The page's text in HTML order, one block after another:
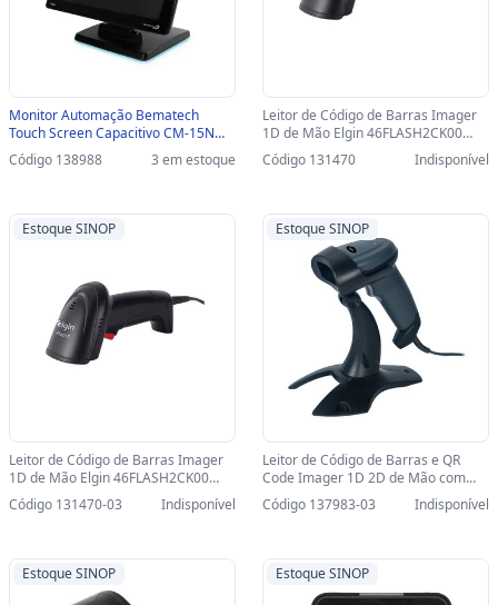
Monitor Automação Bematech
Touch Screen Capacitivo CM-15N
Tela 15 VGA/HDMI -
46CM15HCKD00 - 46CM15HCKD00
Código 138988 3 em estoque
Leitor de Código de Barras Imager
1D de Mão Elgin 46FLASH2CK00
USB - lê Nota Fiscal Eletrônica e Tela
- 46FLASH2CK00/46FLASH2CBU0
Código 131470 Indisponível
Estoque SINOP
Leitor de Código de Barras Imager
1D de Mão Elgin 46FLASH2CK00
USB - lê Nota Fiscal Eletrônica e
Tela-SINOP-03 -
Código 131470-03 Indisponível
Estoque SINOP
Leitor de Código de Barras e QR
Code Imager 1D 2D de Mão com
Pedestal Elgin BR520 USB - lê Nota
Fiscal Eletrônica Boleto Bancário e
Código 137983-03 Indisponível
Estoque SINOP Estoque SINOP